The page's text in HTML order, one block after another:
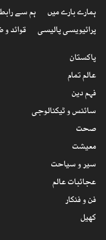
ہمارے بارے میں ہم سے
پرائیویسی پالیسی
قوائد
پاکستان
عالم تمام
فہم دین
سائنس و ٹیکنالوجی
صحت
معیشت
سیر و سیاحت
عجائبات عالم
فن و فنکار
کھیل